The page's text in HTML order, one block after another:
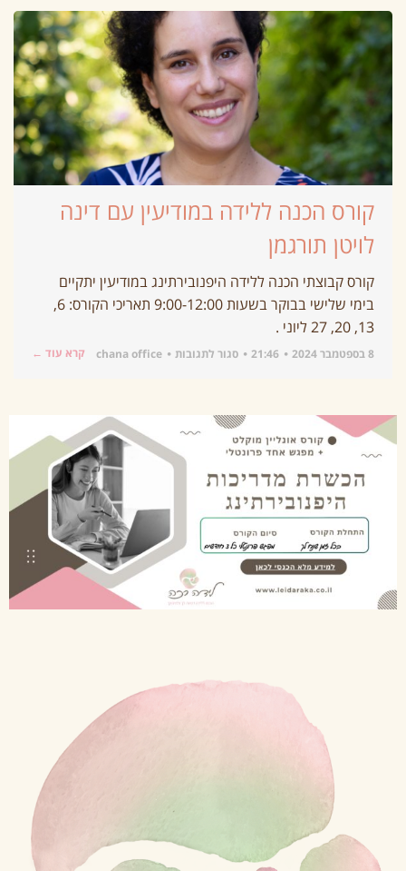
קורס הכנה ללידה במודיעין עם דינה
לויטן תורגמן
קורס קבוצתי הכנה ללידה היפנובירתינג במודיעין יתקיים
בימי שלישי בבוקר בשעות 9:00-12:00 תאריכי הקורס: 6,
13, 20, 27 ליוני .
8 בספטמבר 2024 21:46 סגור לתגובות chana office קרא עוד ←